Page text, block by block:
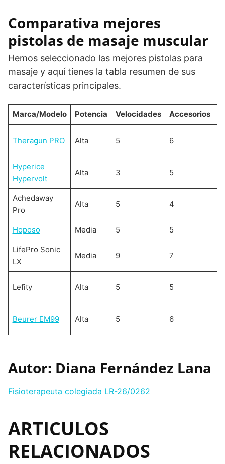
Comparativa mejores
pistolas de masaje muscular
Hemos seleccionado las mejores pistolas para
masaje y aquí tienes la tabla resumen de sus
características principales.
Marca/Modelo Potencia Velocidades Accesorios
Theragun PRO Alta 5 6
Hyperice
Hypervolt
Alta 3 5
Achedaway
Pro
Alta 5 4
Hoposo Media 5 5
LifePro Sonic
LX
Media 9 7
Lefity Alta 5 5
Beurer EM99 Alta 5 6
Autor: Diana Fernández Lana
Fisioterapeuta colegiada LR-26/0262
ARTICULOS
RELACIONADOS